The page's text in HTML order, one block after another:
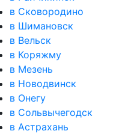
в Сковородино
в Шимановск
в Вельск
в Коряжму
в Мезень
в Новодвинск
в Онегу
в Сольвычегодск
в Астрахань